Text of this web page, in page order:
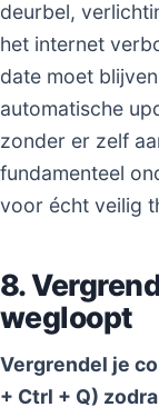
deurbel,
het internet
date moet
automatische
zonder er zelf
fundamenteel
voor écht veilig
8.
wegloopt
Vergrendel je
+ Ctrl + Q)